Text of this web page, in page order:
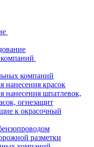
компаний
нанесения красок
нанесения шпатлевок,
огнезащит
к окрасочный
разметки